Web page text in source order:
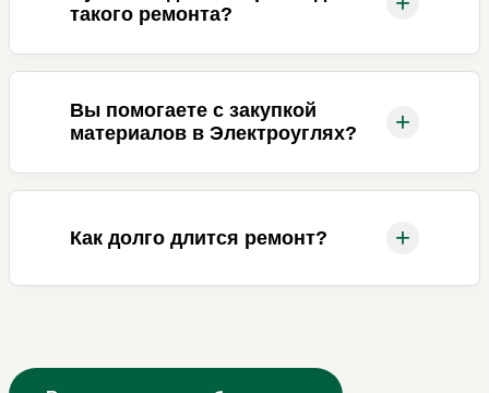
такого ремонта?
Вы помогаете с закупкой
материалов в Электроуглях?
+
Как долго длится ремонт? +